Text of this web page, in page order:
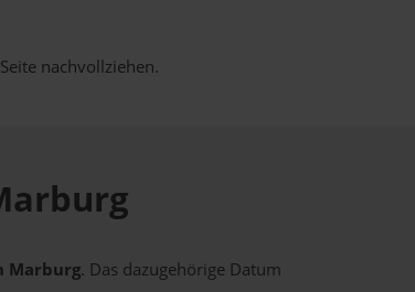
nachvollziehen.
Marburg. Das dazugehörige Datum